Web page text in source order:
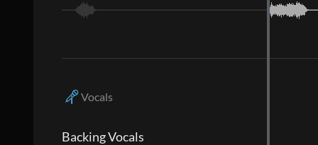
Vocals
Backing Vocals